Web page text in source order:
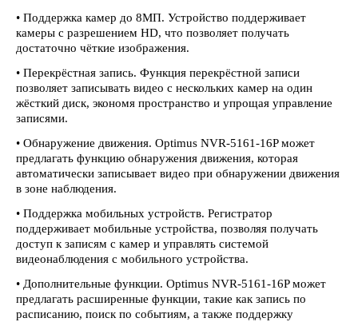
• Поддержка камер до 8МП. Устройство поддерживает
камеры с разрешением HD, что позволяет получать
достаточно чёткие изображения.
• Перекрёстная запись. Функция перекрёстной записи
позволяет записывать видео с нескольких камер на один
жёсткий диск, экономя пространство и упрощая управление
записями.
• Обнаружение движения. Optimus NVR-5161-16P может
предлагать функцию обнаружения движения, которая
автоматически записывает видео при обнаружении движения
в зоне наблюдения.
• Поддержка мобильных устройств. Регистратор
поддерживает мобильные устройства, позволяя получать
доступ к записям с камер и управлять системой
видеонаблюдения с мобильного устройства.
• Дополнительные функции. Optimus NVR-5161-16P может
предлагать расширенные функции, такие как запись по
расписанию, поиск по событиям, а также поддержку